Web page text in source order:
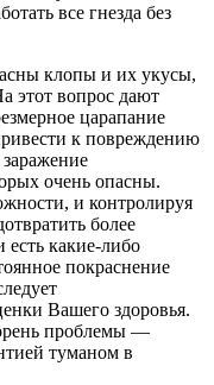
все гнезда без
клопы и их укусы,
этот вопрос дают
царапание
к повреждению
очень опасны.
и контролируя
более
есть какие-либо
покраснение
Вашего здоровья.
проблемы —
туманом в